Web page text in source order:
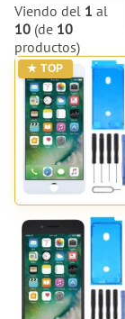
Viendo del 1 al
10 (de 10
productos)